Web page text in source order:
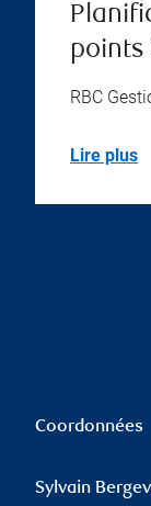
RBC
Lire plus
Coordonnées
Sylvain